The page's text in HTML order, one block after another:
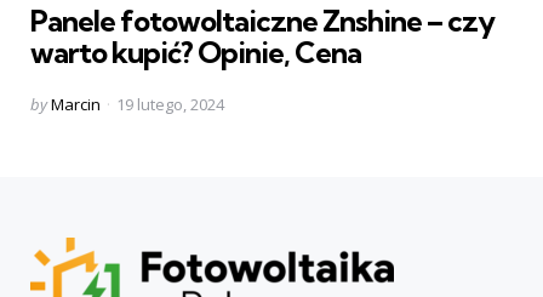
Panele fotowoltaiczne Znshine – czy
warto kupić? Opinie, Cena
Posted
byMarcin 19 lutego, 2024